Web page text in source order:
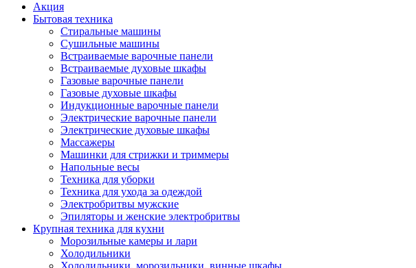
Акция
Бытовая техника
Стиральные машины
Сушильные машины
Встраиваемые варочные панели
Встраиваемые духовые шкафы
Газовые варочные панели
Газовые духовые шкафы
Индукционные варочные панели
Электрические варочные панели
Электрические духовые шкафы
Массажеры
Машинки для стрижки и триммеры
Напольные весы
Техника для уборки
Техника для ухода за одеждой
Электробритвы мужские
Эпиляторы и женские электробритвы
Крупная техника для кухни
Морозильные камеры и лари
Холодильники
Холодильники, морозильники, винные шкафы